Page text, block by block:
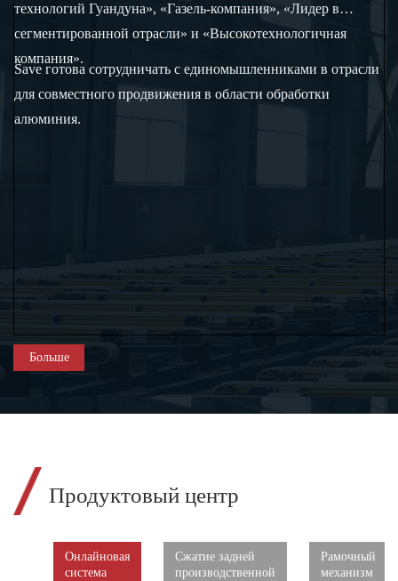
технологий Гуандуна», «Газель-компания», «Лидер в
сегментированной отрасли» и «Высокотехнологичная
компания».
Save готова сотрудничать с единомышленниками в отрасли
для совместного продвижения в области обработки
алюминия.
Больше
Продуктовый центр
Онлайновая
система
Сжатие задней
производственной
Рамочный
механизм